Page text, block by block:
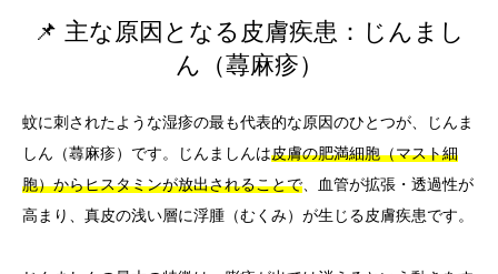
📌 主な原因となる皮膚疾患：じんまし
ん（蕁麻疹）
蚊に刺されたような湿疹の最も代表的な原因のひとつが、じんま
しん（蕁麻疹）です。じんましんは皮膚の肥満細胞（マスト細
胞）からヒスタミンが放出されることで 、血管が拡張・透過性が
高まり、真皮の浅い層に浮腫（むくみ）が生じる皮膚疾患です。